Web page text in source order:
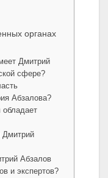
органах
Дмитрий
сфере?
Абзалова?
обладает
Дмитрий
Абзалов
и экспертов?